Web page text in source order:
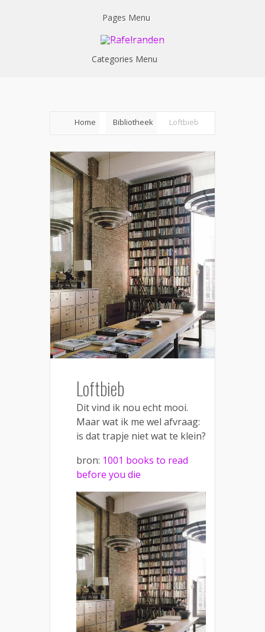
Pages Menu
Categories Menu
Home Bibliotheek Loftbieb
Loftbieb
Dit vind ik nou echt mooi.
Maar wat ik me wel afvraag:
is dat trapje niet wat te klein?
bron: 1001 books to read
before you die